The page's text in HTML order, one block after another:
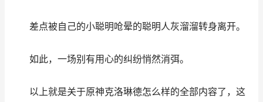
差点被自己的小聪明呛晕的聪明人灰溜溜转身离开。
如此，一场别有用心的纠纷悄然消弭。
以上就是关于原神克洛琳德怎么样的全部内容了，这